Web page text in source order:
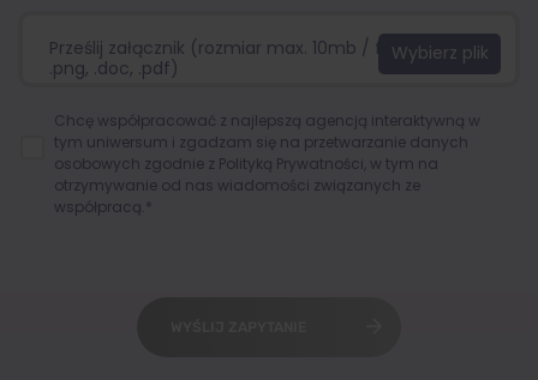
Prześlij załącznik (rozmiar max. 10mb / format:.jpg,
.png, .doc, .pdf)
Chcę współpracować z najlepszą agencją interaktywną w
tym uniwersum i zgadzam się na przetwarzanie danych
osobowych zgodnie z Polityką Prywatności , w tym na
otrzymywanie od nas wiadomości związanych ze
współpracą.*